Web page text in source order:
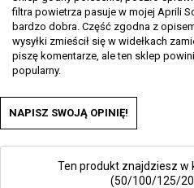
filtra powietrza pasuje w mojej Aprili
bardzo dobra. Część zgodna z
wysyłki zmieścił się w widełkach
piszę komentarze, ale ten sklep
popularny.
NAPISZ SWOJĄ OPINIĘ!
Ten produkt znajdziesz w
(50/100/125/